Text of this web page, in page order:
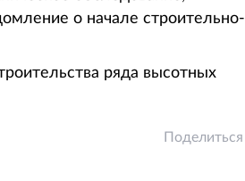
о начале строительно-
ряда высотных
Поделиться